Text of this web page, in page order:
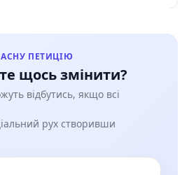
ПЕТИЦІЮ
щось змінити?
відбутись, якщо всі
рух створивши